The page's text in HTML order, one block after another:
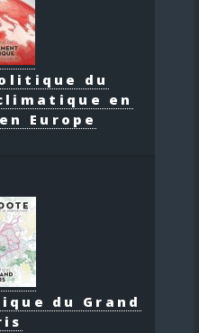
du
en
Europe
du Grand